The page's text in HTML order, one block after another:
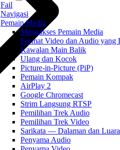
Fail
Navigasi
Pemain Media
Mengakses Pemain Media
Format Video dan Audio yang
Kawalan Main Balik
Ulang dan Kocok
Picture-in-Picture (PiP)
Pemain Kompak
AirPlay 2
Google Chromecast
Strim Langsung RTSP
Pemilihan Trek Audio
Pemilihan Trek Video
Sarikata — Dalaman dan
Penyama Audio